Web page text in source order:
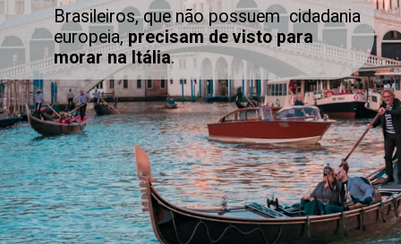
Brasileiros, que não possuem cidadania
europeia,precisam de visto para
morar na Itália.